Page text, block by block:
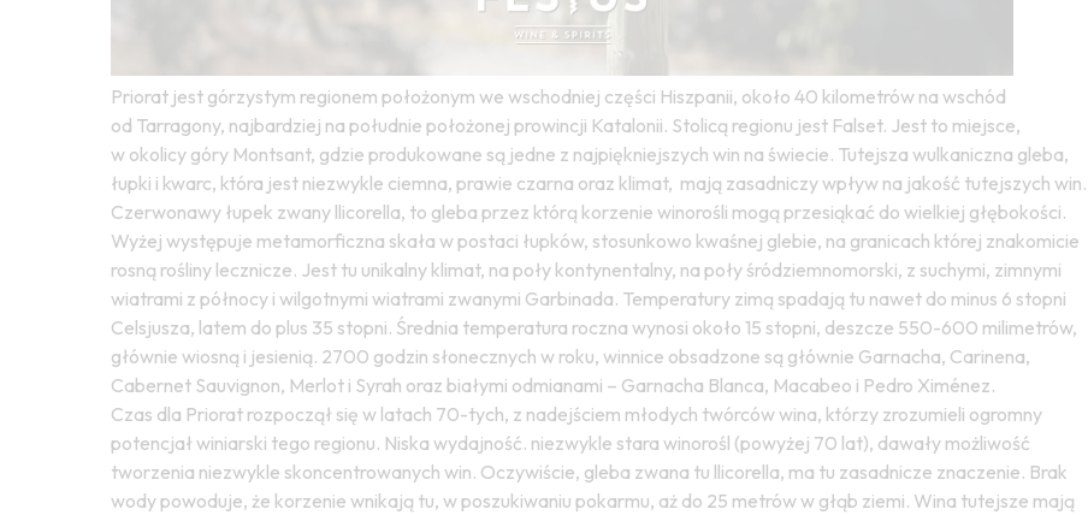
Priorat jest górzystym regionem położonym we wschodniej części Hiszpanii, około 40 kilometrów na wschód
od Tarragony, najbardziej na południe położonej prowincji Katalonii. Stolicą regionu jest Falset. Jest to miejsce,
w okolicy góry Montsant, gdzie produkowane są jedne z najpiękniejszych win na świecie. Tutejsza wulkaniczna gleba,
łupki i kwarc, która jest niezwykle ciemna, prawie czarna oraz klimat, mają zasadniczy wpływ na jakość tutejszych win.
Czerwonawy łupek zwany llicorella, to gleba przez którą korzenie winorośli mogą przesiąkać do wielkiej głębokości.
Wyżej występuje metamorficzna skała w postaci łupków, stosunkowo kwaśnej glebie, na granicach której znakomicie
rosną rośliny lecznicze. Jest tu unikalny klimat, na poły kontynentalny, na poły śródziemnomorski, z suchymi, zimnymi
wiatrami z północy i wilgotnymi wiatrami zwanymi Garbinada. Temperatury zimą spadają tu nawet do minus 6 stopni
Celsjusza, latem do plus 35 stopni. Średnia temperatura roczna wynosi około 15 stopni, deszcze 550-600 milimetrów,
głównie wiosną i jesienią. 2700 godzin słonecznych w roku, winnice obsadzone są głównie Garnacha, Carinena,
Cabernet Sauvignon, Merlot i Syrah oraz białymi odmianami – Garnacha Blanca, Macabeo i Pedro Ximénez.
Czas dla Priorat rozpoczął się w latach 70-tych, z nadejściem młodych twórców wina, którzy zrozumieli ogromny
potencjał winiarski tego regionu. Niska wydajność. niezwykle stara winorośl (powyżej 70 lat), dawały możliwość
tworzenia niezwykle skoncentrowanych win. Oczywiście, gleba zwana tu llicorella, ma tu zasadnicze znaczenie. Brak
wody powoduje, że korzenie wnikają tu, w poszukiwaniu pokarmu, aż do 25 metrów w głąb ziemi. Wina tutejsze mają